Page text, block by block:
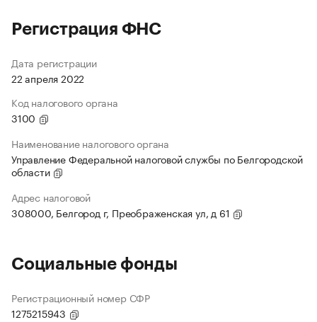
Регистрация ФНС
Дата регистрации
22 апреля 2022
Код налогового органа
3100
Наименование налогового органа
Управление Федеральной налоговой службы по Белгородской
области
Адрес налоговой
308000, Белгород г, Преображенская ул, д 61
Социальные фонды
Регистрационный номер СФР
1275215943